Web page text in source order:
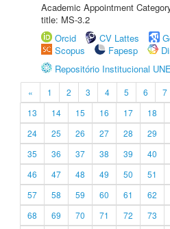
Academic Appointment
title: MS-3.2
Orcid
CV Lattes
Scopus
Fapesp
Repositório Institucional
« 1 2 3 4 5 6 7
13
14 15 16 17 18
24
25 26 27 28 29
35
36 37 38 39 40
46
47 48 49 50 51
57
58 59 60 61 62
68
69 70 71 72 73